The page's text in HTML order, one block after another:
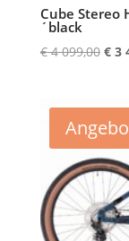
Cube Stereo
´black
€4 099,00
€ 4
€3